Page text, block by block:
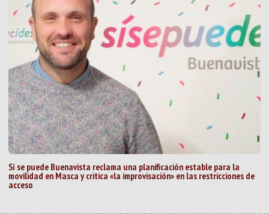
Sí se puede Buenavista reclama una planificación estable para la
movilidad en Masca y critica «la improvisación» en las restricciones de
acceso